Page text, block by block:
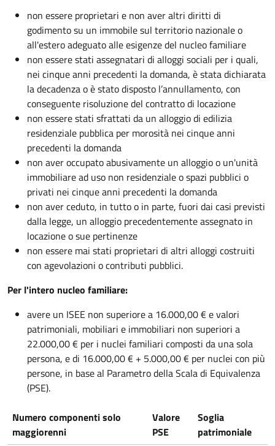
non essere proprietari e non aver altri diritti di
godimento su un immobile sul territorio nazionale o
all'estero adeguato alle esigenze del nucleo familiare
non essere stati assegnatari di alloggi sociali per i quali,
nei cinque anni precedenti la domanda, è stata dichiarata
la decadenza o è stato disposto l’annullamento, con
conseguente risoluzione del contratto di locazione
non essere stati sfrattati da un alloggio di edilizia
residenziale pubblica per morosità nei cinque anni
precedenti la domanda
non aver occupato abusivamente un alloggio o un'unità
immobiliare ad uso non residenziale o spazi pubblici o
privati nei cinque anni precedenti la domanda
non aver ceduto, in tutto o in parte, fuori dai casi previsti
dalla legge, un alloggio precedentemente assegnato in
locazione o sue pertinenze
non essere mai stati proprietari di altri alloggi costruiti
con agevolazioni o contributi pubblici.
Per l'intero nucleo familiare:
avere un ISEE non superiore a 16.000,00 € e valori
patrimoniali, mobiliari e immobiliari non superiori a
22.000,00 € per i nuclei familiari composti da una sola
persona, e di 16.000,00 € + 5.000,00 € per nuclei con più
persone, in base al Parametro della Scala di Equivalenza
(PSE).
Numero componenti solo
maggiorenni
Valore
PSE
Soglia
patrimoniale